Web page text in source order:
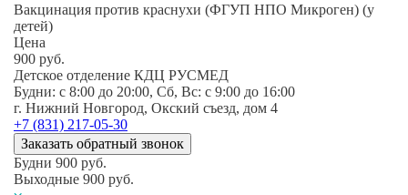
Вакцинация против краснухи (ФГУП НПО Микроген) (у
детей)
Цена
900 руб.
Детское отделение КДЦ РУСМЕД
Будни: c 8:00 до 20:00, Сб, Вс: c 9:00 до 16:00
г. Нижний Новгород, Окский съезд, дом 4
+7 (831) 217-05-30
Заказать обратный звонок
Будни 900 руб.
Выходные 900 руб.